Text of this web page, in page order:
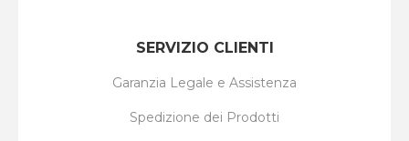
SERVIZIO CLIENTI
Garanzia Legale e Assistenza
Spedizione dei Prodotti